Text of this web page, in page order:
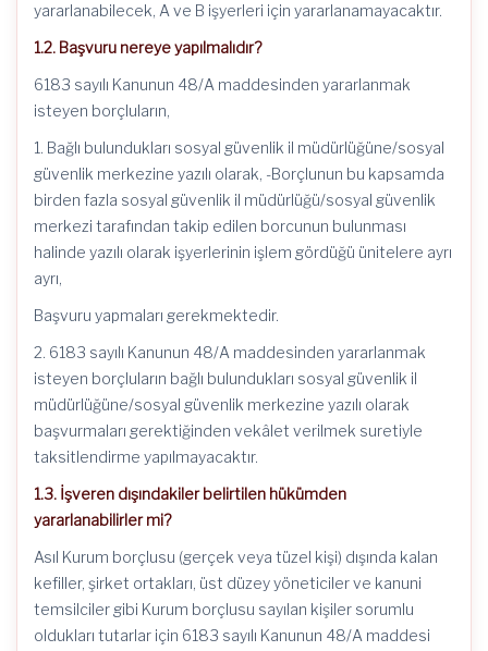
yararlanabilecek, A ve B işyerleri için yararlanamayacaktır.
1.2. Başvuru nereye yapılmalıdır?
6183 sayılı Kanunun 48/A maddesinden yararlanmak
isteyen borçluların,
1. Bağlı bulundukları sosyal güvenlik il müdürlüğüne/sosyal
güvenlik merkezine yazılı olarak, -Borçlunun bu kapsamda
birden fazla sosyal güvenlik il müdürlüğü/sosyal güvenlik
merkezi tarafından takip edilen borcunun bulunması
halinde yazılı olarak işyerlerinin işlem gördüğü ünitelere ayrı
ayrı,
Başvuru yapmaları gerekmektedir.
2. 6183 sayılı Kanunun 48/A maddesinden yararlanmak
isteyen borçluların bağlı bulundukları sosyal güvenlik il
müdürlüğüne/sosyal güvenlik merkezine yazılı olarak
başvurmaları gerektiğinden vekâlet verilmek suretiyle
taksitlendirme yapılmayacaktır.
1.3. İşveren dışındakiler belirtilen hükümden
yararlanabilirler mi?
Asıl Kurum borçlusu (gerçek veya tüzel kişi) dışında kalan
kefiller, şirket ortakları, üst düzey yöneticiler ve kanuni
temsilciler gibi Kurum borçlusu sayılan kişiler sorumlu
oldukları tutarlar için 6183 sayılı Kanunun 48/A maddesi